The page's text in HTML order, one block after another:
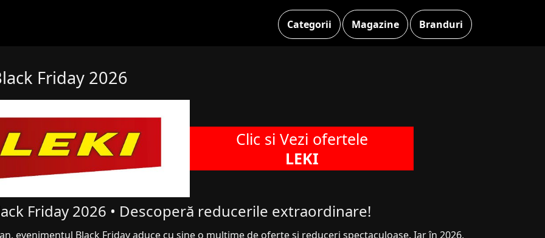
Categorii Magazine Branduri
Friday 2026
Clic si Vezi ofertele
LEKI
Friday 2026 • Descoperă reducerile extraordinare!
evenimentul Black Friday aduce cu sine o mulțime de oferte și reduceri spectaculoase. Iar în 2026,